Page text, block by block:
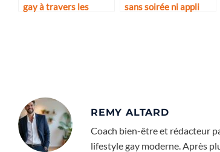
gay à travers les
sans soirée ni appli
REMY ALTARD
Coach bien-être et rédacteur
lifestyle gay moderne. Après